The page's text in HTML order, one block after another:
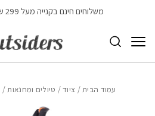
Skip to Contentמשלוחים חינם בקנייה מעל 299 ש”ח | 3-5 ימי עסקים
עמוד הבית/ ציוד/ טיולים ומחנאות/